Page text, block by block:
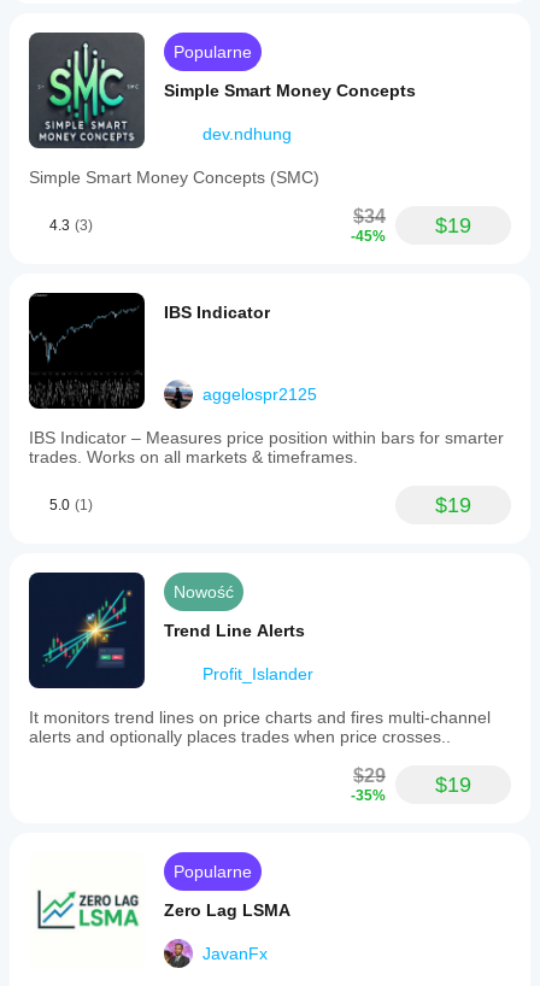
Popularne
Simple Smart Money Concepts
dev.ndhung
Simple Smart Money Concepts (SMC)
4.3 (3) $34
-45% $19
IBS Indicator
aggelospr2125
IBS Indicator – Measures price position within bars for smarter
trades. Works on all markets & timeframes.
5.0 (1) $19
Nowość
Trend Line Alerts
Profit_Islander
It monitors trend lines on price charts and fires multi-channel
alerts and optionally places trades when price crosses..
$29
-35% $19
Popularne
Zero Lag LSMA
JavanFx